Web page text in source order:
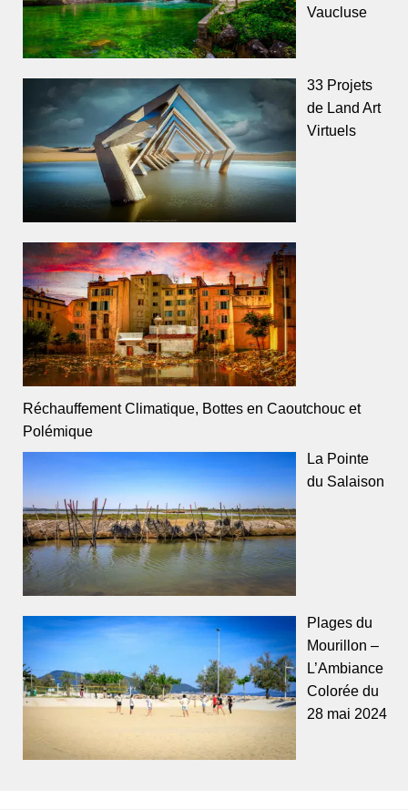
Vaucluse
33 Projets
de Land Art
Virtuels
Réchauffement Climatique, Bottes en Caoutchouc et
Polémique
La Pointe
du Salaison
Plages du
Mourillon –
L’Ambiance
Colorée du
28 mai 2024